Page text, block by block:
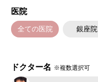
医院
全ての医院 銀座院
ドクター名 ※複数選択可